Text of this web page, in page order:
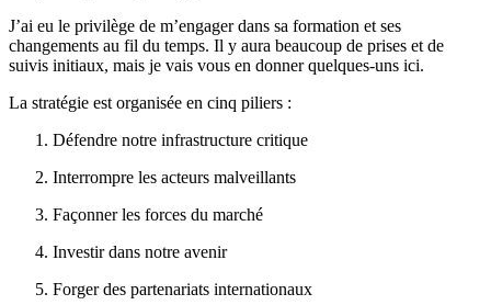
J’ai eu le privilège de m’engager dans sa formation et ses
changements au fil du temps. Il y aura beaucoup de prises et de
suivis initiaux, mais je vais vous en donner quelques-uns ici.
La stratégie est organisée en cinq piliers :
Défendre notre infrastructure critique
Interrompre les acteurs malveillants
Façonner les forces du marché
Investir dans notre avenir
Forger des partenariats internationaux